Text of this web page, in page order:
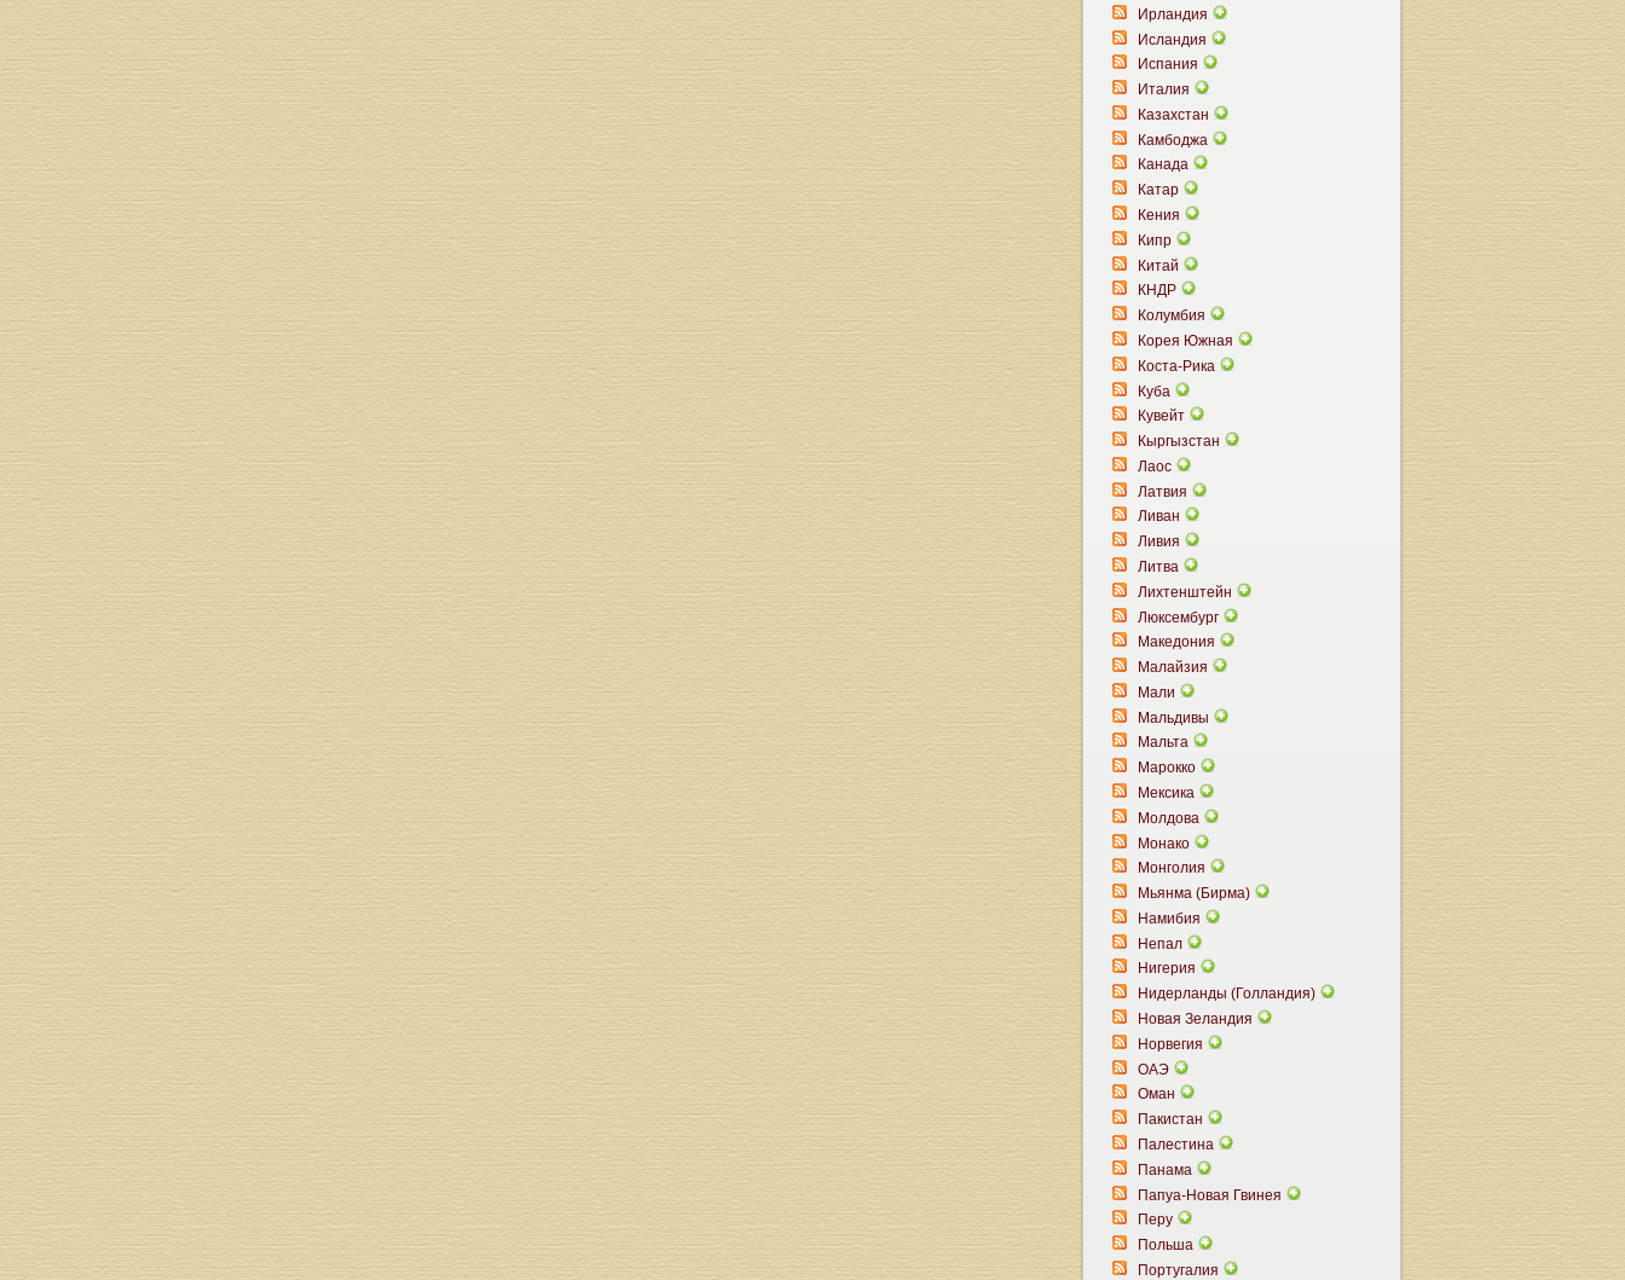
Ирландия
Исландия
Испания
Италия
Казахстан
Камбоджа
Канада
Катар
Кения
Кипр
Китай
КНДР
Колумбия
Корея Южная
Коста-Рика
Куба
Кувейт
Кыргызстан
Лаос
Латвия
Ливан
Ливия
Литва
Лихтенштейн
Люксембург
Македония
Малайзия
Мали
Мальдивы
Мальта
Марокко
Мексика
Молдова
Монако
Монголия
Мьянма (Бирма)
Намибия
Непал
Нигерия
Нидерланды (Голландия)
Новая Зеландия
Норвегия
ОАЭ
Оман
Пакистан
Палестина
Панама
Папуа-Новая Гвинея
Перу
Польша
Португалия